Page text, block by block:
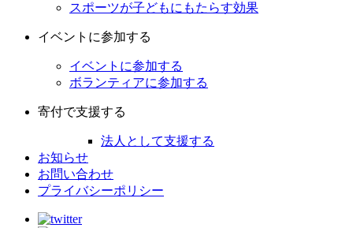
スポーツが子どもにもたらす効果
イベントに参加する
イベントに参加する
ボランティアに参加する
寄付で支援する
法人として支援する
お知らせ
お問い合わせ
プライバシーポリシー